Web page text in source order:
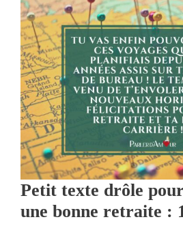
Petit texte drôle
une bonne retraite :